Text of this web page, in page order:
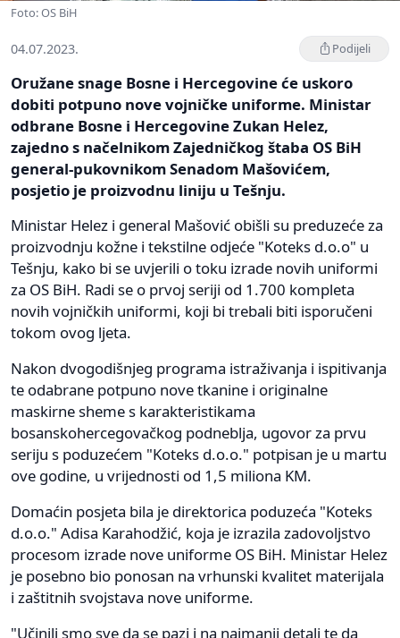
Foto: OS BiH
04.07.2023. Podijeli
Oružane snage Bosne i Hercegovine će uskoro
dobiti potpuno nove vojničke uniforme. Ministar
odbrane Bosne i Hercegovine Zukan Helez,
zajedno s načelnikom Zajedničkog štaba OS BiH
general-pukovnikom Senadom Mašovićem,
posjetio je proizvodnu liniju u Tešnju.
Ministar Helez i general Mašović obišli su preduzeće za
proizvodnju kožne i tekstilne odjeće "Koteks d.o.o" u
Tešnju, kako bi se uvjerili o toku izrade novih uniformi
za OS BiH. Radi se o prvoj seriji od 1.700 kompleta
novih vojničkih uniformi, koji bi trebali biti isporučeni
tokom ovog ljeta.
Nakon dvogodišnjeg programa istraživanja i ispitivanja
te odabrane potpuno nove tkanine i originalne
maskirne sheme s karakteristikama
bosanskohercegovačkog podneblja, ugovor za prvu
seriju s poduzećem "Koteks d.o.o." potpisan je u martu
ove godine, u vrijednosti od 1,5 miliona KM.
Domaćin posjeta bila je direktorica poduzeća "Koteks
d.o.o." Adisa Karahodžić, koja je izrazila zadovoljstvo
procesom izrade nove uniforme OS BiH. Ministar Helez
je posebno bio ponosan na vrhunski kvalitet materijala
i zaštitnih svojstava nove uniforme.
"Učinili smo sve da se pazi i na najmanji detalj te da